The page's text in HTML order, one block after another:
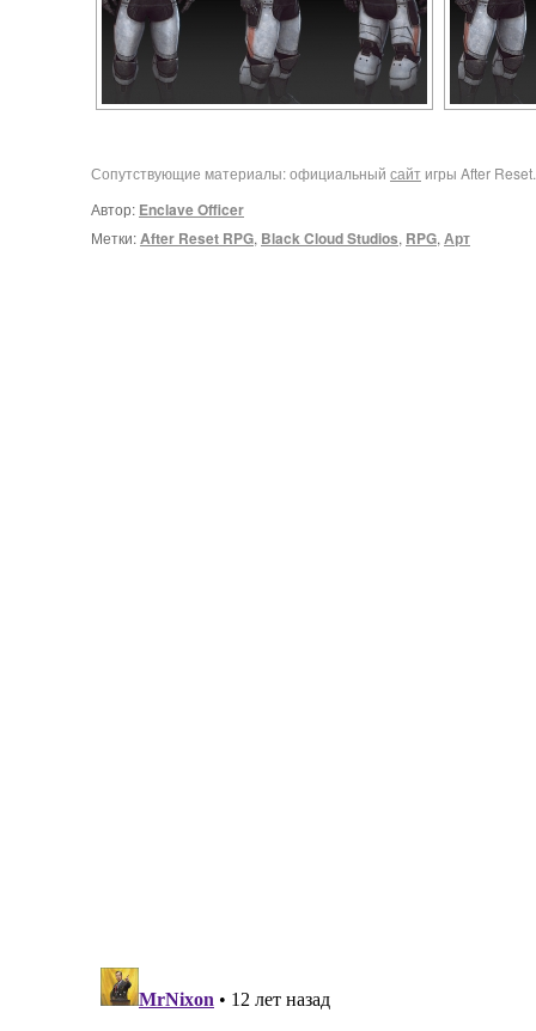
Сопутствующие материалы: официальный сайт игры After Reset.
Автор: Enclave Officer
Метки:After Reset RPG, Black Cloud Studios, RPG, Арт